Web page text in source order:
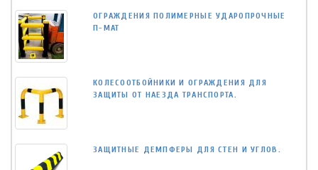
ОГРАЖДЕНИЯ ПОЛИМЕРНЫЕ УДАРОПРОЧНЫЕ
П-МАТ
КОЛЕСООТБОЙНИКИ И ОГРАЖДЕНИЯ ДЛЯ
ЗАЩИТЫ ОТ НАЕЗДА ТРАНСПОРТА.
ЗАЩИТНЫЕ ДЕМПФЕРЫ ДЛЯ СТЕН И УГЛОВ.